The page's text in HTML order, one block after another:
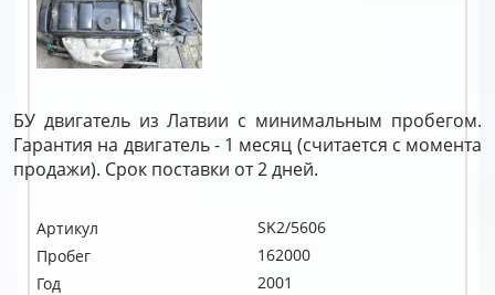
БУ двигатель из Латвии с минимальным пробегом.
Гарантия на двигатель - 1 месяц (считается с момента
продажи). Срок поставки от 2 дней.
Артикул
SK2/5606
Пробег
162000
Год
2001